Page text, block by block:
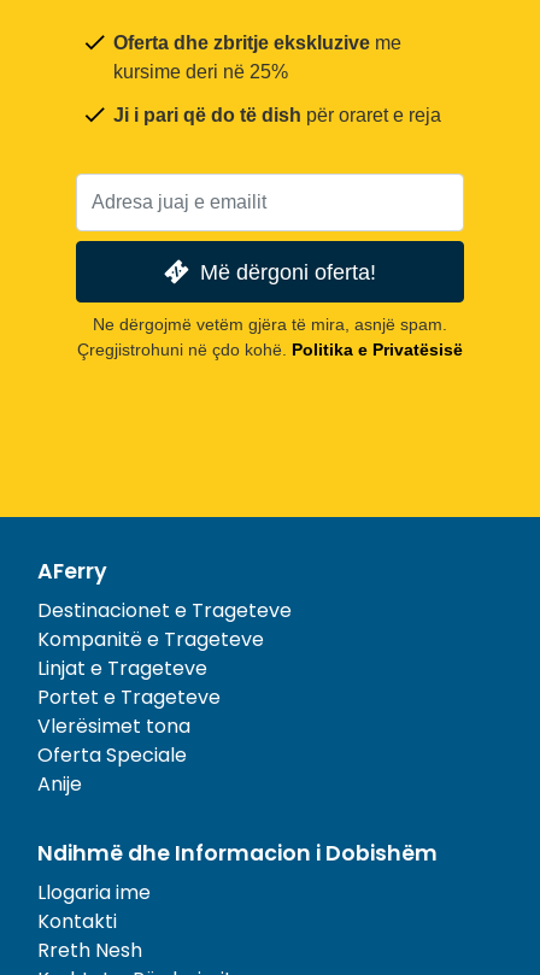
Oferta dhe zbritje ekskluzive me
kursime deri në 25%
Ji i pari që do të dish për oraret e reja
Më dërgoni oferta!
Ne dërgojmë vetëm gjëra të mira, asnjë spam.
Çregjistrohuni në çdo kohë. Politika e Privatësisë
AFerry
Destinacionet e Trageteve
Kompanitë e Trageteve
Linjat e Trageteve
Portet e Trageteve
Vlerësimet tona
Oferta Speciale
Anije
Ndihmë dhe Informacion i Dobishëm
Llogaria ime
Kontakti
Rreth Nesh